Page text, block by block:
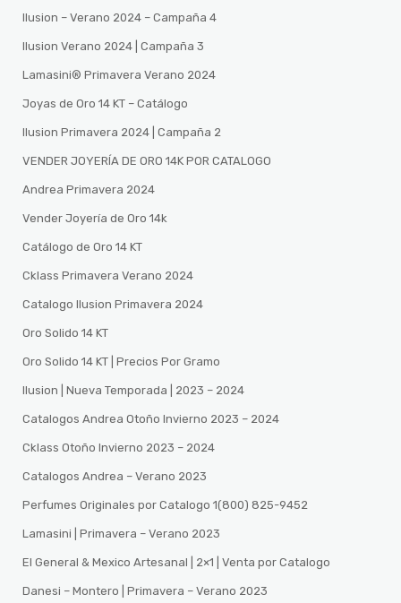
Ilusion – Verano 2024 – Campaña 4
Ilusion Verano 2024 | Campaña 3
Lamasini®️ Primavera Verano 2024
Joyas de Oro 14 KT – Catálogo
Ilusion Primavera 2024 | Campaña 2
VENDER JOYERÍA DE ORO 14K POR CATALOGO
Andrea Primavera 2024
Vender Joyería de Oro 14k
Catálogo de Oro 14 KT
Cklass Primavera Verano 2024
Catalogo Ilusion Primavera 2024
Oro Solido 14 KT
Oro Solido 14 KT | Precios Por Gramo
Ilusion | Nueva Temporada | 2023 – 2024
Catalogos Andrea Otoño Invierno 2023 – 2024
Cklass Otoño Invierno 2023 – 2024
Catalogos Andrea – Verano 2023
Perfumes Originales por Catalogo 1(800) 825-9452
Lamasini | Primavera – Verano 2023
El General & Mexico Artesanal | 2×1 | Venta por Catalogo
Danesi – Montero | Primavera – Verano 2023